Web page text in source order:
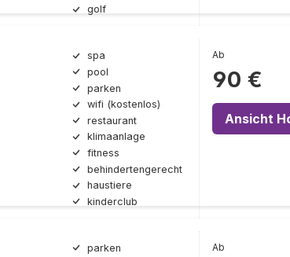
golf
spa
pool
parken
wifi (kostenlos)
restaurant
klimaanlage
fitness
behindertengerecht
haustiere
kinderclub
Ab
90 €
Ansicht
parken
Ab